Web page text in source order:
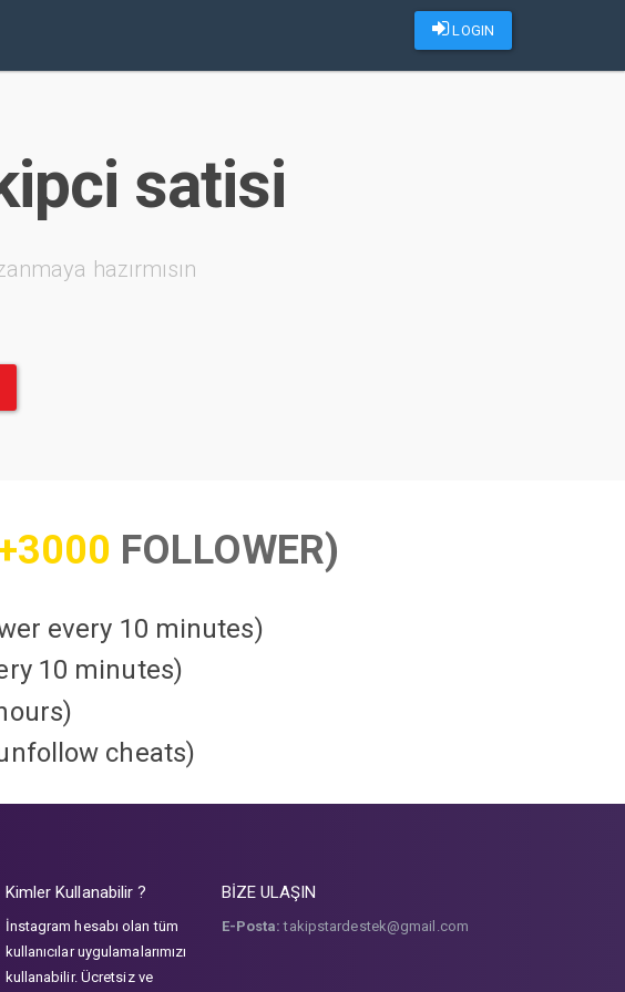
LOGIN
satisi
hazırmısın
FOLLOWER)
every 10 minutes)
10 minutes)
cheats)
Kimler Kullanabilir ?
İnstagram hesabı olan tüm
kullanıcılar uygulamalarımızı
kullanabilir. Ücretsiz ve
BİZE ULAŞIN
E-Posta: takipstardestek@gmail.com